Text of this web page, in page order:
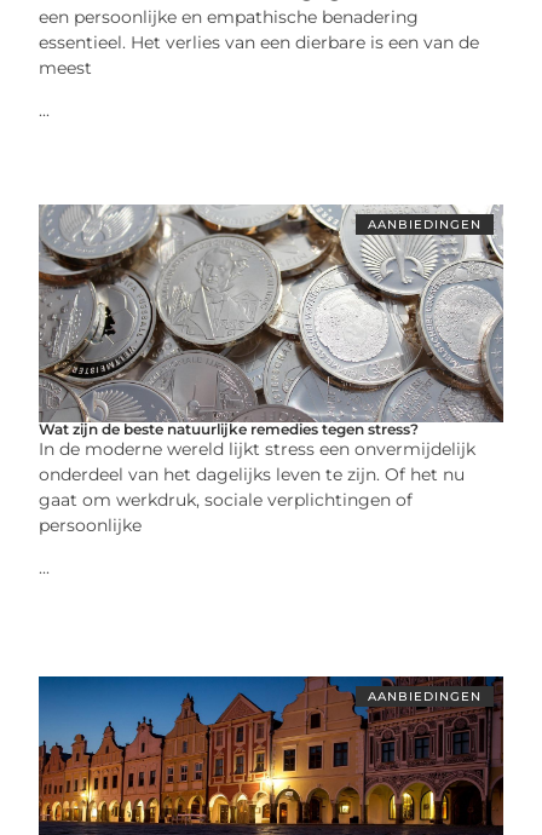
een persoonlijke en empathische benadering
essentieel. Het verlies van een dierbare is een van de
meest
...
AANBIEDINGEN
Wat zijn de beste natuurlijke remedies tegen stress?
In de moderne wereld lijkt stress een onvermijdelijk
onderdeel van het dagelijks leven te zijn. Of het nu
gaat om werkdruk, sociale verplichtingen of
persoonlijke
...
AANBIEDINGEN